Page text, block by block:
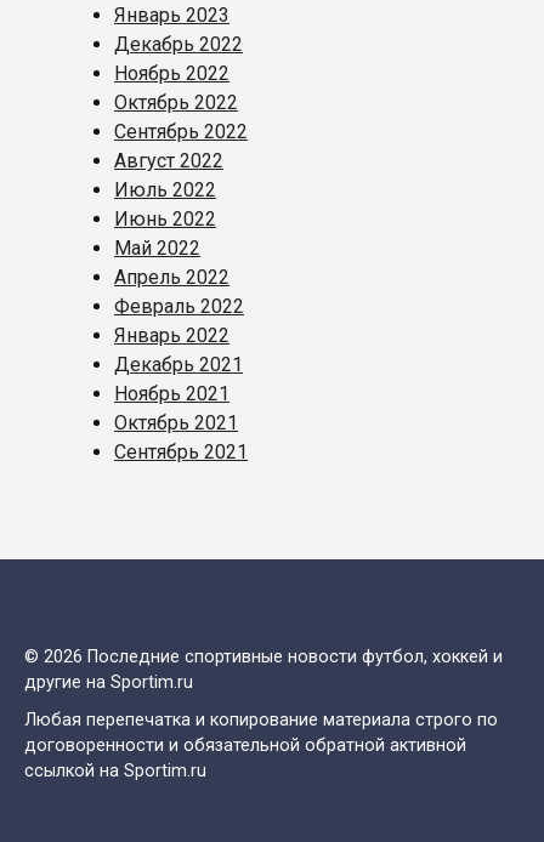
Январь 2023
Декабрь 2022
Ноябрь 2022
Октябрь 2022
Сентябрь 2022
Август 2022
Июль 2022
Июнь 2022
Май 2022
Апрель 2022
Февраль 2022
Январь 2022
Декабрь 2021
Ноябрь 2021
Октябрь 2021
Сентябрь 2021
© 2026 Последние спортивные новости футбол, хоккей и
другие на Sportim.ru
Любая перепечатка и копирование материала строго по
договоренности и обязательной обратной активной
ссылкой на Sportim.ru